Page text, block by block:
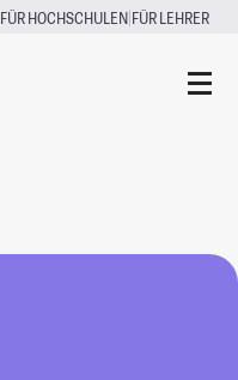
FÜR HOCHSCHULEN|FÜR LEHRER
Challenges and Human